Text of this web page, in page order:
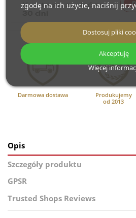
Darmowa dostawa
Produkujemy
od 2013
Opis
Szczegóły produktu
GPSR
Trusted Shops Reviews
zgodę na ich użycie, naciśnij
Więcej
Dostosuj pliki
Akceptuję